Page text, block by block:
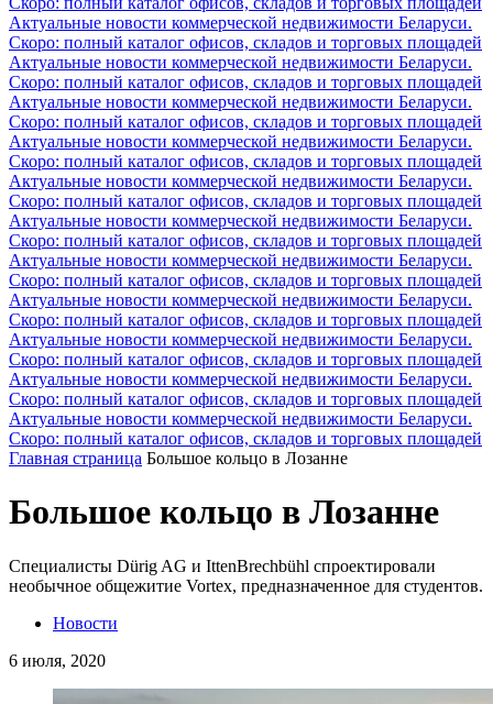
Актуальные новости коммерческой недвижимости Беларуси.
Скоро: полный каталог офисов, складов и торговых площадей
Актуальные новости коммерческой недвижимости Беларуси.
Скоро: полный каталог офисов, складов и торговых площадей
Актуальные новости коммерческой недвижимости Беларуси.
Скоро: полный каталог офисов, складов и торговых площадей
Актуальные новости коммерческой недвижимости Беларуси.
Скоро: полный каталог офисов, складов и торговых площадей
Актуальные новости коммерческой недвижимости Беларуси.
Скоро: полный каталог офисов, складов и торговых площадей
Актуальные новости коммерческой недвижимости Беларуси.
Скоро: полный каталог офисов, складов и торговых площадей
Актуальные новости коммерческой недвижимости Беларуси.
Скоро: полный каталог офисов, складов и торговых площадей
Актуальные новости коммерческой недвижимости Беларуси.
Скоро: полный каталог офисов, складов и торговых площадей
Актуальные новости коммерческой недвижимости Беларуси.
Скоро: полный каталог офисов, складов и торговых площадей
Актуальные новости коммерческой недвижимости Беларуси.
Скоро: полный каталог офисов, складов и торговых площадей
Актуальные новости коммерческой недвижимости Беларуси.
Скоро: полный каталог офисов, складов и торговых площадей
Главная страница Большое кольцо в Лозанне
Большое кольцо в Лозанне
Специалисты Dürig AG и IttenBrechbühl спроектировали
необычное общежитие Vortex, предназначенное для студентов.
Новости
6 июля, 2020